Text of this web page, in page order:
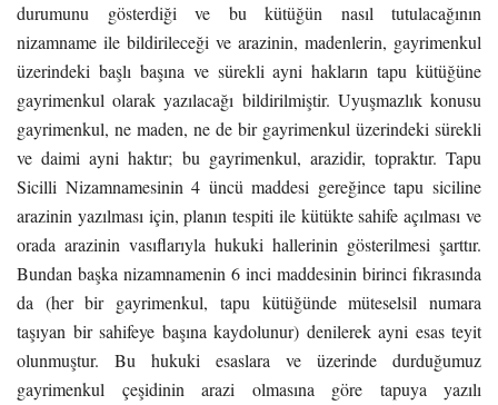
durumunu gösterdiği ve bu kütüğün nasıl tutulacağının
nizamname ile bildirileceği ve arazinin, madenlerin, gayrimenkul
üzerindeki başlı başına ve sürekli ayni hakların tapu kütüğüne
gayrimenkul olarak yazılacağı bildirilmiştir. Uyuşmazlık konusu
gayrimenkul, ne maden, ne de bir gayrimenkul üzerindeki sürekli
ve daimi ayni haktır; bu gayrimenkul, arazidir, topraktır. Tapu
Sicilli Nizamnamesinin 4 üncü maddesi gereğince tapu siciline
arazinin yazılması için, planın tespiti ile kütükte sahife açılması ve
orada arazinin vasıflarıyla hukuki hallerinin gösterilmesi şarttır.
Bundan başka nizamnamenin 6 inci maddesinin birinci fıkrasında
da (her bir gayrimenkul, tapu kütüğünde müteselsil numara
taşıyan bir sahifeye başına kaydolunur) denilerek ayni esas teyit
olunmuştur. Bu hukuki esaslara ve üzerinde durduğumuz
gayrimenkul çeşidinin arazi olmasına göre tapuya yazılı